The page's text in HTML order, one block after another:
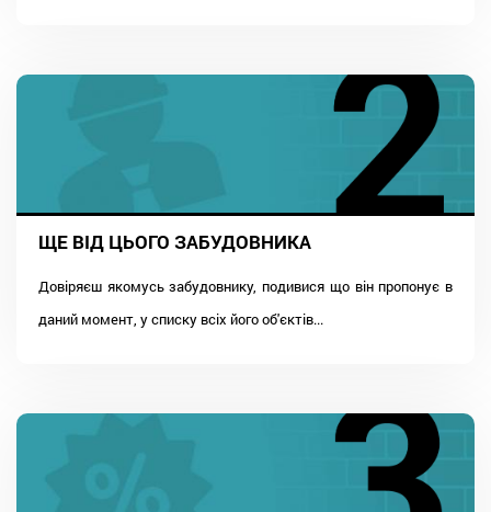
ЩЕ ВІД ЦЬОГО ЗАБУДОВНИКА
Довіряєш якомусь забудовнику, подивися що він пропонує в
даний момент, у списку всіх його об'єктів...